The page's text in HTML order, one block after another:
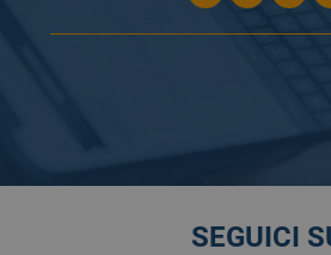
SEGUICI